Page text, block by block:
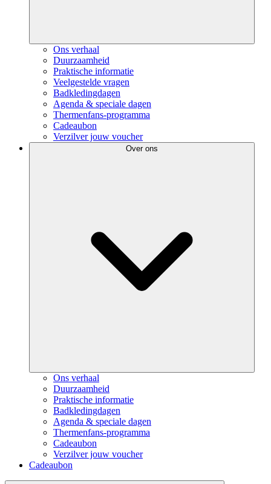
Ons verhaal
Duurzaamheid
Praktische informatie
Veelgestelde vragen
Badkledingdagen
Agenda & speciale dagen
Thermenfans-programma
Cadeaubon
Verzilver jouw voucher
Over ons
Ons verhaal
Duurzaamheid
Praktische informatie
Badkledingdagen
Agenda & speciale dagen
Thermenfans-programma
Cadeaubon
Verzilver jouw voucher
Cadeaubon